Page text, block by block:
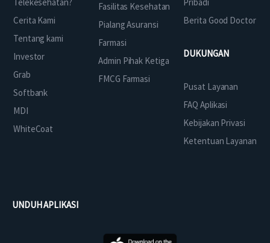
Cerita Kami
Tentang kami
Investor
Grab
Softbank
MDI
WhiteCoat
Fasilitas Kesehatan
Pialang Asuransi
Farmasi
Admin Pihak Ketiga
FMCG Farmasi
Berita Good Doctor
DUKUNGAN
Pusat Layanan
FAQ Aplikasi
Kebijakan Privasi
Ketentuan Layanan
UNDUH APLIKASI